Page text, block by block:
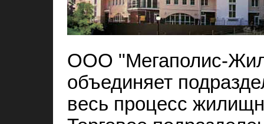
ООО "Мегаполис-
объединяет
весь процесс